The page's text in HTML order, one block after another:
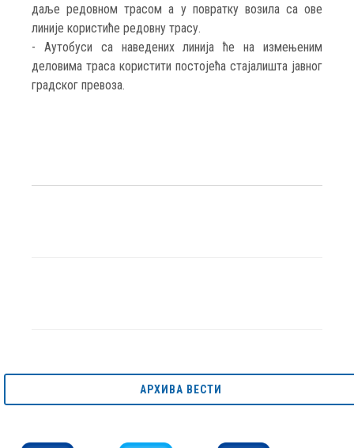
даље редовном трасом а у повратку возила са ове
линије користиће редовну трасу.
- Аутобуси са наведених линија ће на измењеним
деловима траса користити постојећа стајалишта јавног
градског превоза.
АРХИВА ВЕСТИ